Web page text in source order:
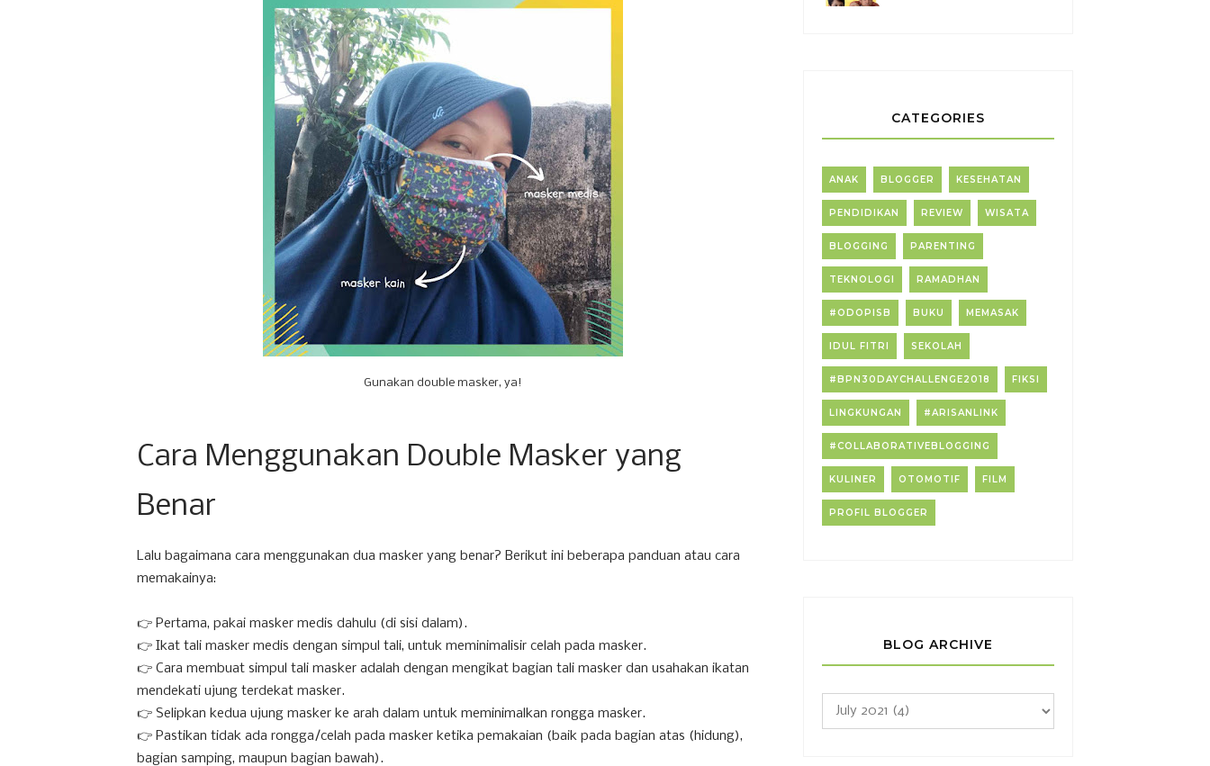
Gunakan double masker, ya!
Cara Menggunakan Double Masker yang
Benar
Lalu bagaimana cara menggunakan dua masker yang benar? Berikut ini beberapa panduan atau cara
memakainya:
👉 Pertama, pakai masker medis dahulu (di sisi dalam).
👉 Ikat tali masker medis dengan simpul tali, untuk meminimalisir celah pada masker.
👉 Cara membuat simpul tali masker adalah dengan mengikat bagian tali masker dan usahakan ikatan
mendekati ujung terdekat masker.
👉 Selipkan kedua ujung masker ke arah dalam untuk meminimalkan rongga masker.
👉 Pastikan tidak ada rongga/celah pada masker ketika pemakaian (baik pada bagian atas (hidung),
bagian samping, maupun bagian bawah).
CATEGORIES
ANAK BLOGGER KESEHATAN
PENDIDIKAN REVIEW WISATA
BLOGGING PARENTING
TEKNOLOGI RAMADHAN
#ODOPISB BUKU MEMASAK
IDUL FITRI SEKOLAH
#BPN30DAYCHALLENGE2018 FIKSI
LINGKUNGAN #ARISANLINK
#COLLABORATIVEBLOGGING
KULINER OTOMOTIF FILM
PROFIL BLOGGER
BLOG ARCHIVE